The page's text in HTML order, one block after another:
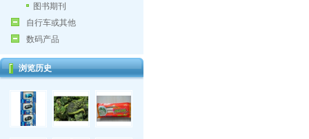
图书期刊
自行车或其他
数码产品
浏览历史